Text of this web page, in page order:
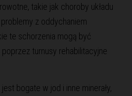
takie jak choroby układu
z oddychaniem
te schorzenia mogą być
poprzez turnusy rehabilitacyjne
bogate w jod i inne minerały,